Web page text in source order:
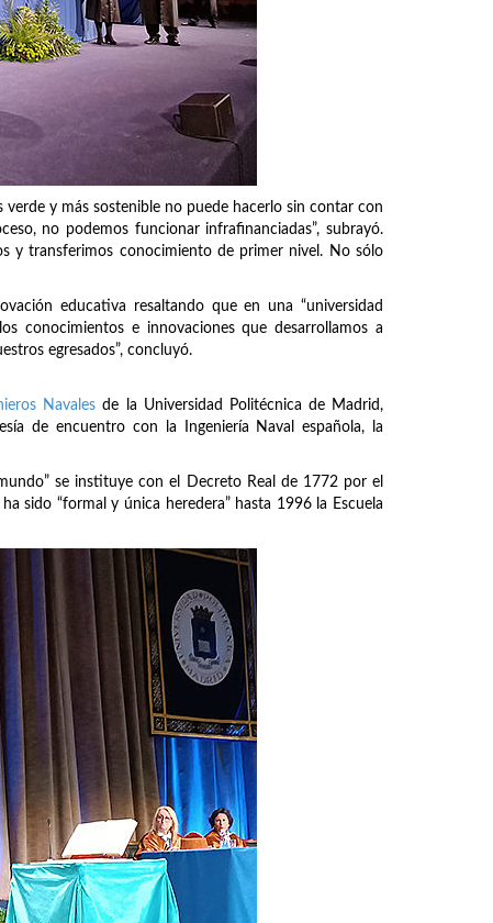
verde y más sostenible no puede hacerlo sin contar con
no podemos funcionar infrafinanciadas”, subrayó.
y transferimos conocimiento de primer nivel. No sólo
educativa resaltando que en una “universidad
conocimientos e innovaciones que desarrollamos a
egresados”, concluyó.
Navales de la Universidad Politécnica de Madrid,
de encuentro con la Ingeniería Naval española, la
se instituye con el Decreto Real de 1772 por el
sido “formal y única heredera” hasta 1996 la Escuela